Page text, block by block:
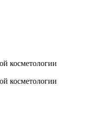
косметологии
косметологии